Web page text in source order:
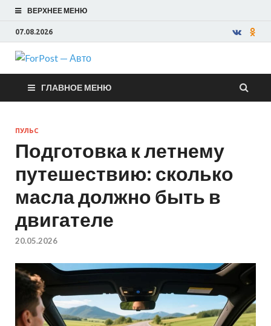
ВЕРХНЕЕ МЕНЮ
07.08.2026
ForPost —
Авто
ГЛАВНОЕ МЕНЮ
ПУЛЬС
Подготовка к летнему
путешествию: сколько
масла должно быть в
двигателе
20.05.2026